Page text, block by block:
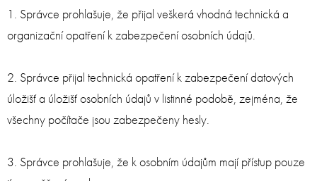
1. Správce prohlašuje, že přijal veškerá vhodná technická a
organizační opatření k zabezpečení osobních údajů.
2. Správce přijal technická opatření k zabezpečení datových
úložišť a úložišť osobních údajů v listinné podobě, zejména, že
všechny počítače jsou zabezpečeny hesly.
3. Správce prohlašuje, že k osobním údajům mají přístup pouze